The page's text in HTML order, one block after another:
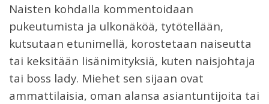
Naisten kohdalla kommentoidaan
pukeutumista ja ulkonäköä, tytötellään,
kutsutaan etunimellä, korostetaan naiseutta
tai keksitään lisänimityksiä, kuten naisjohtaja
tai boss lady. Miehet sen sijaan ovat
ammattilaisia, oman alansa asiantuntijoita tai